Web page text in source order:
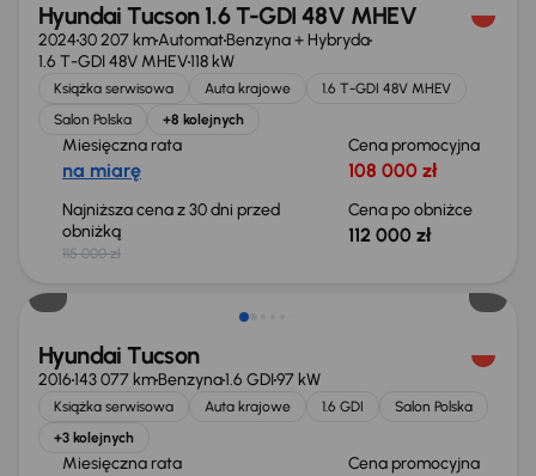
Hyundai Tucson 1.6 T-GDI 48V MHEV
202430 207 kmAutomatBenzyna + Hybryda
1.6 T-GDI 48V MHEV118 kW
Książka serwisowa Auta krajowe
1.6 T-GDI 48V MHEV
Salon Polska
+8 kolejnych
Miesięczna rata
na miarę
Cena promocyjna
108 000 zł
Najniższa cena z 30 dni przed
obniżką
115 000 zł
Cena po obniżce
112 000 zł
Taniej o 1 000 zł
Hyundai Tucson
2016143 077 kmBenzyna1.6 GDI97 kW
Książka serwisowa Auta krajowe 1.6 GDI
Salon Polska
+3 kolejnych
Miesięczna rata Cena promocyjna